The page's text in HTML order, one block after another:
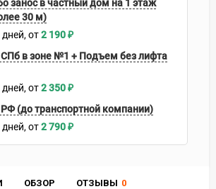
ОБЗОР ОТЗЫВЫ 0
занос в частный дом на 1 этаж
30 м)
дней 2 190₽
в зоне №1 + Подъем без лифта
дней 2 350₽
(до транспортной компании)
дней 2 790₽